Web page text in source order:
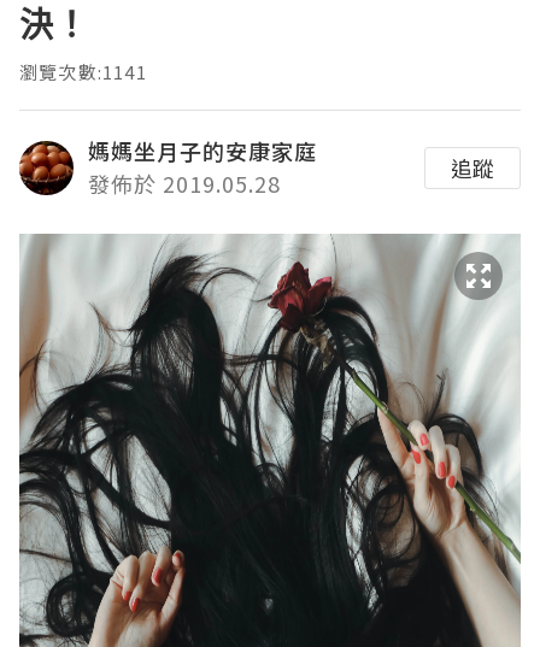
決！
瀏覽次數:1141
媽媽坐月子的安康家庭
發佈於 2019.05.28
追蹤